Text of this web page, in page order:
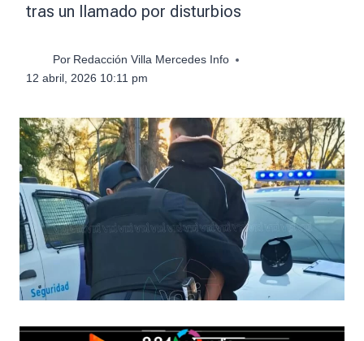
tras un llamado por disturbios
Por Redacción Villa Mercedes Info
12 abril, 2026 10:11 pm